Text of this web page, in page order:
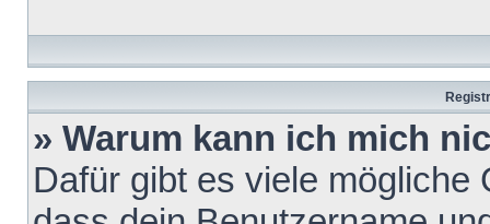
» Warum kann ich mich
Dafür gibt es viele